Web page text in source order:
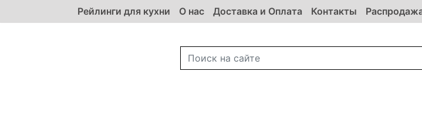
Рейлинги для кухни О нас Доставка и Оплата Контакты